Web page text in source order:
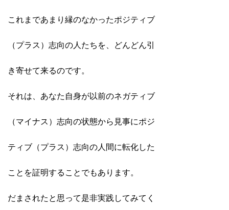
これまであまり縁のなかったポジティブ
（プラス）志向の人たちを、どんどん引
き寄せて来るのです。
それは、あなた自身が以前のネガティブ
（マイナス）志向の状態から見事にポジ
ティブ（プラス）志向の人間に転化した
ことを証明することでもあります。
だまされたと思って是非実践してみてく